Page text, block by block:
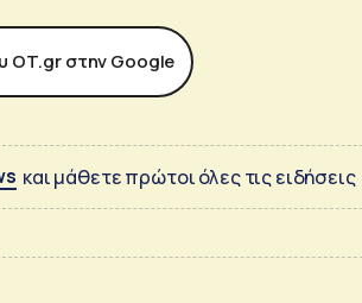
ΟΤ.gr στην Google
και μάθετε πρώτοι όλες τις ειδήσεις